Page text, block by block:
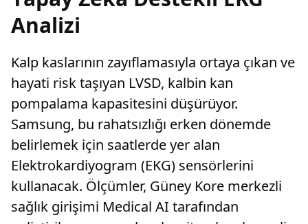
Analizi
Kalp kaslarının zayıflamasıyla ortaya çıkan ve
hayati risk taşıyan LVSD, kalbin kan
pompalama kapasitesini düşürüyor.
Samsung, bu rahatsızlığı erken dönemde
belirlemek için saatlerde yer alan
Elektrokardiyogram (EKG) sensörlerini
kullanacak. Ölçümler, Güney Kore merkezli
sağlık girişimi Medical AI tarafından